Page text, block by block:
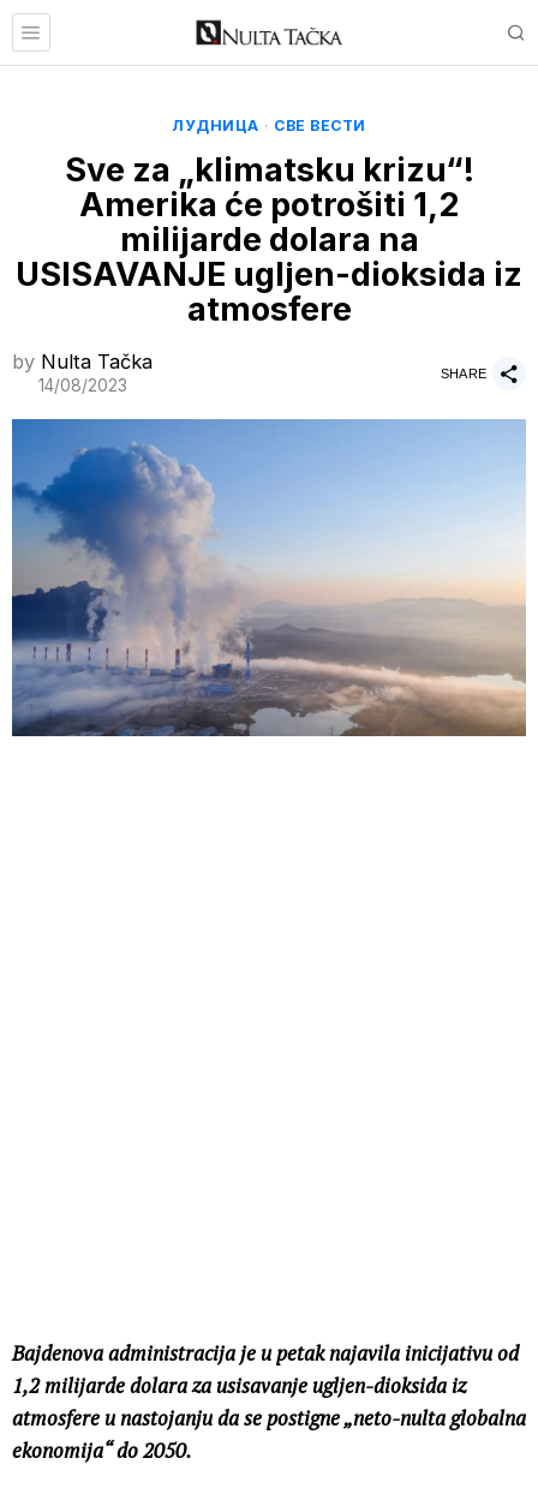
ЛУДНИЦА · СВЕ ВЕСТИ
Sve za „klimatsku krizu“!
Amerika će potrošiti 1,2
milijarde dolara na
USISAVANJE ugljen-dioksida iz
atmosfere
by Nulta Tačka
14/08/2023
SHARE
Bajdenova administracija je u petak najavila inicijativu od
1,2 milijarde dolara za usisavanje ugljen-dioksida iz
atmosfere u nastojanju da se postigne „neto-nulta globalna
ekonomija“ do 2050.